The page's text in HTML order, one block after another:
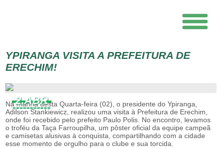
YPIRANGA VISITA A PREFEITURA DE
ERECHIM!
2.ABR
Na manhã desta Quarta-feira (02), o presidente do Ypiranga,
Adilson Stankiewicz, realizou uma visita à Prefeitura de Erechim,
onde foi recebido pelo prefeito Paulo Polis. No encontro, levamos
o troféu da Taça Farroupilha, um pôster oficial da equipe campeã
e camisetas alusivas à conquista, compartilhando com a cidade
esse momento de orgulho para o clube e sua torcida.